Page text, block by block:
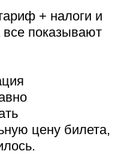
+ налоги и
показывают
цену билета,